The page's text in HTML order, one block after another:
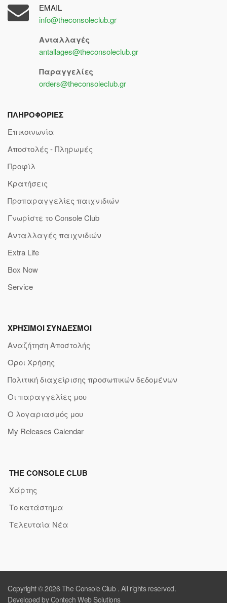
EMAIL
info@theconsoleclub.gr
Ανταλλαγές
antallages@theconsoleclub.gr
Παραγγελίες
orders@theconsoleclub.gr
ΠΛΗΡΟΦΟΡΙΕΣ
Επικοινωνία
Αποστολές - Πληρωμές
Προφίλ
Κρατήσεις
Προπαραγγελίες παιχνιδιών
Γνωρίστε το Console Club
Ανταλλαγές παιχνιδιών
Extra Life
Box Now
Service
ΧΡΗΣΙΜΟΙ ΣΥΝΔΕΣΜΟΙ
Αναζήτηση Αποστολής
Όροι Χρήσης
Πολιτική διαχείρισης προσωπικών δεδομένων
Οι παραγγελίες μου
Ο λογαριασμός μου
My Releases Calendar
THE CONSOLE CLUB
Χάρτης
Το κατάστημα
Τελευταία Νέα
Copyright © 2026 The Console Club. All rights reserved.
Developed by Contech Web Solutions